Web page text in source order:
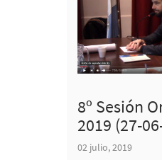
8º Sesión
2019 (27-
02 julio, 2019